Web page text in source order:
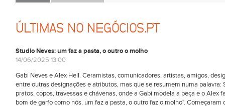
ÚLTIMAS NO NEGÓCIOS.PT
Studio Neves: um faz a pasta, o outro o molho
14/06/2025 13:00
Gabi Neves e Alex Hell. Ceramistas, comunicadores, artistas, amigos,
entre outras designações e atributos, mas que se resumem numa
pratos, copos, travessas e chávenas, onde a Gabi modela a peça e o Alex
bom de garfo como nós, um faz a pasta, o outro faz o molho".